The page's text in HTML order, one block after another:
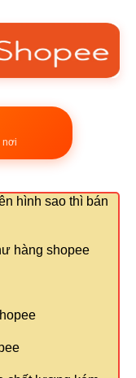
nơi
hình sao thì bán
hàng shopee